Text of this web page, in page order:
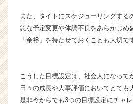
また、タイトにスケジューリングする
急な予定変更や体調不良をあらかじめ
「余裕」を持たせておくことも大切で
こうした目標設定は、社会人になって
日々の成長や人事評価においてとても
是非今からでも3つの目標設定にチャ